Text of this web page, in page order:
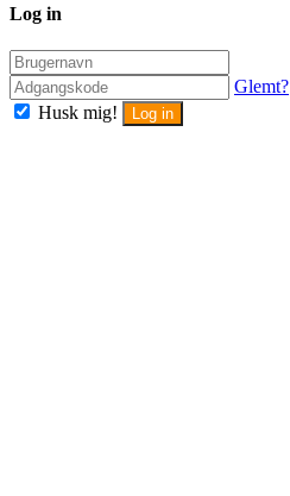
Close
Log in
Glemt?
Husk mig!
Log in